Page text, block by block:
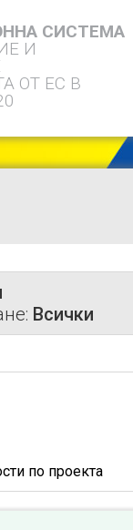
СИСТЕМА
И
ОТ ЕС В
Всички
по проекта